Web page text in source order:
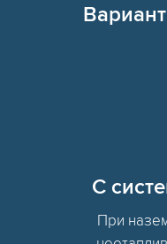
C
При